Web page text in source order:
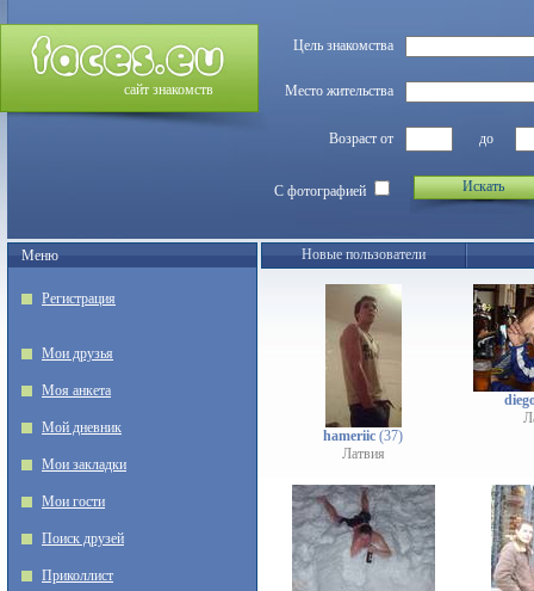
сайт знакомств
Цель знакомства
Место жительства
Возраст от до
С фотографией Искать
Меню
Регистрация
Мои друзья
Моя анкета
Мой дневник
Мои закладки
Мои гости
Поиск друзей
Приколлист
Новые пользователи
hameriic (37)
Латвия